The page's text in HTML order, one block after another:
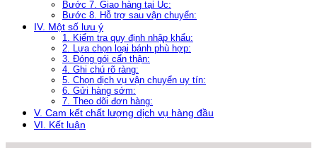
Bước 7. Giao hàng tại Úc:
Bước 8. Hỗ trợ sau vận chuyển:
IV. Một số lưu ý
1. Kiểm tra quy định nhập khẩu:
2. Lựa chọn loại bánh phù hợp:
3. Đóng gói cẩn thận:
4. Ghi chú rõ ràng:
5. Chọn dịch vụ vận chuyển uy tín:
6. Gửi hàng sớm:
7. Theo dõi đơn hàng:
V. Cam kết chất lượng dịch vụ hàng đầu
VI. Kết luận